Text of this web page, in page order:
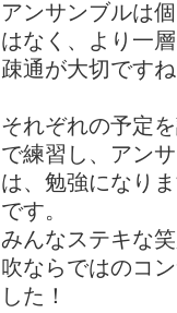
アンサンブルは
はなく、より一
疎通が大切です
それぞれの予定
で練習し、アン
は、勉強になり
です。
みんなステキな
吹ならではのコ
した！